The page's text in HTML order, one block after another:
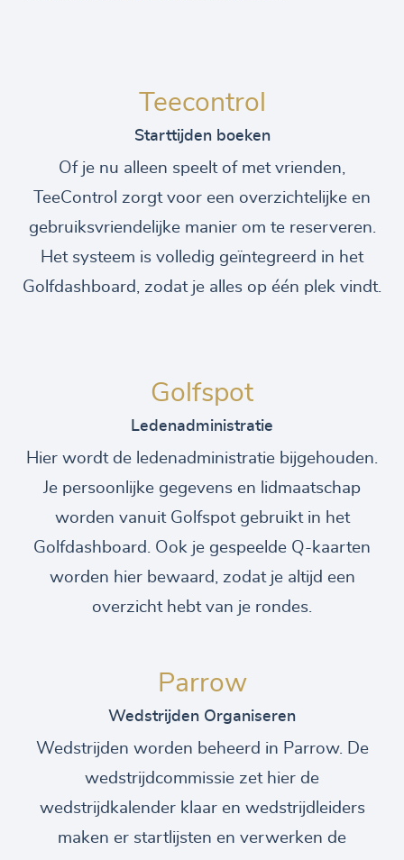
Teecontrol
Starttijden boeken
Of je nu alleen speelt of met vrienden,
TeeControl zorgt voor een overzichtelijke en
gebruiksvriendelijke manier om te reserveren.
Het systeem is volledig geïntegreerd in het
Golfdashboard, zodat je alles op één plek vindt.
Golfspot
Ledenadministratie
Hier wordt de ledenadministratie bijgehouden.
Je persoonlijke gegevens en lidmaatschap
worden vanuit Golfspot gebruikt in het
Golfdashboard. Ook je gespeelde Q-kaarten
worden hier bewaard, zodat je altijd een
overzicht hebt van je rondes.
Parrow
Wedstrijden Organiseren
Wedstrijden worden beheerd in Parrow. De
wedstrijdcommissie zet hier de
wedstrijdkalender klaar en wedstrijdleiders
maken er startlijsten en verwerken de